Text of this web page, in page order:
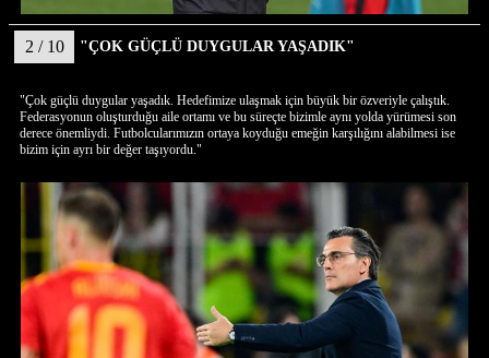
2 / 10 "ÇOK GÜÇLÜ DUYGULAR YAŞADIK"
"Çok güçlü duygular yaşadık. Hedefimize ulaşmak için büyük bir özveriyle çalıştık.
Federasyonun oluşturduğu aile ortamı ve bu süreçte bizimle aynı yolda yürümesi son
derece önemliydi. Futbolcularımızın ortaya koyduğu emeğin karşılığını alabilmesi ise
bizim için ayrı bir değer taşıyordu."